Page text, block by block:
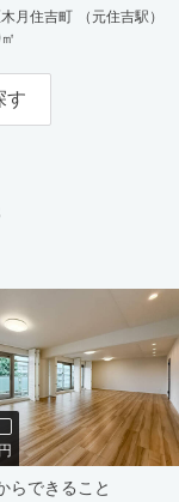
月住吉町 （元住吉駅）
す
らできること